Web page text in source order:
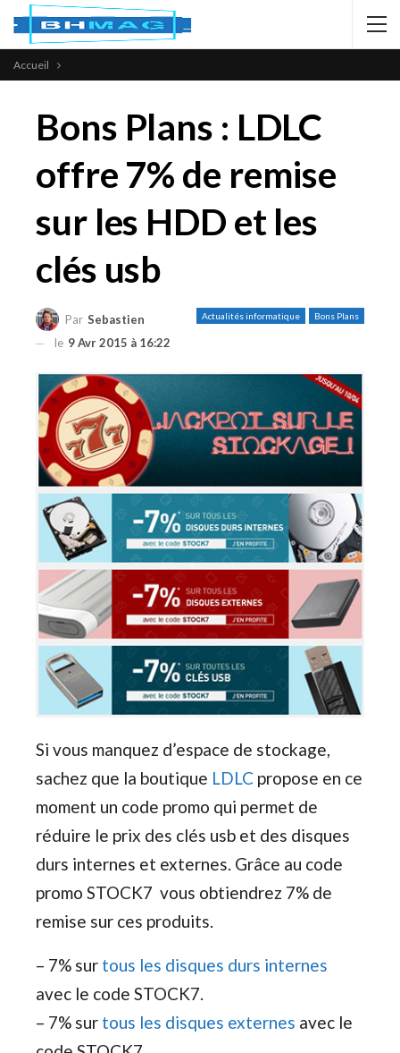
Accueil
Bons Plans : LDLC
offre 7% de remise
sur les HDD et les
clés usb
Actualités informatique Bons Plans
Par Sebastien
le 9 Avr 2015 à 16:22
Si vous manquez d’espace de stockage,
sachez que la boutique LDLC propose en ce
moment un code promo qui permet de
réduire le prix des clés usb et des disques
durs internes et externes. Grâce au code
promo STOCK7 vous obtiendrez 7% de
remise sur ces produits.
– 7% sur tous les disques durs internes
avec le code STOCK7.
– 7% sur tous les disques externes avec le